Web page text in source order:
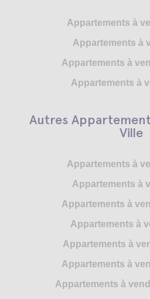
Appartements à
Appartements à
Appartements à
Appartements à
Autres
Ville
Appartements à
Appartements à
Appartements à
Appartements à
Appartements à
Appartements à
Appartements à